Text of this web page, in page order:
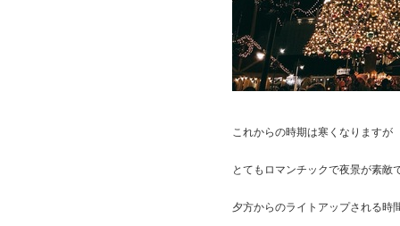
これからの時期は寒くなりますが
とてもロマンチックで夜景が素敵
夕方からのライトアップされる時